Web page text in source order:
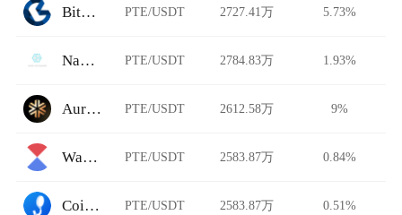
Bits Blockchain PTE/USDT 2727.41万 5.73%
Nami Exchange PTE/USDT 2784.83万 1.93%
Auriswap PTE/USDT 2612.58万 9%
Waves Exchange PTE/USDT 2583.87万 0.84%
CoinHe PTE/USDT 2583.87万 0.51%